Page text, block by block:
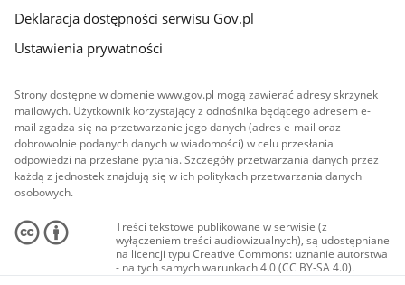
Deklaracja dostępności serwisu Gov.pl
Ustawienia prywatności
Strony dostępne w domenie www.gov.pl mogą zawierać adresy skrzynek
mailowych. Użytkownik korzystający z odnośnika będącego adresem e-
mail zgadza się na przetwarzanie jego danych (adres e-mail oraz
dobrowolnie podanych danych w wiadomości) w celu przesłania
odpowiedzi na przesłane pytania. Szczegóły przetwarzania danych przez
każdą z jednostek znajdują się w ich politykach przetwarzania danych
osobowych.
Treści tekstowe publikowane w serwisie (z
wyłączeniem treści audiowizualnych), są udostępniane
na licencji typu Creative Commons: uznanie autorstwa
- na tych samych warunkach 4.0 (CC BY-SA 4.0).
Materiały audiowizualne, w tym zdjęcia, materiały